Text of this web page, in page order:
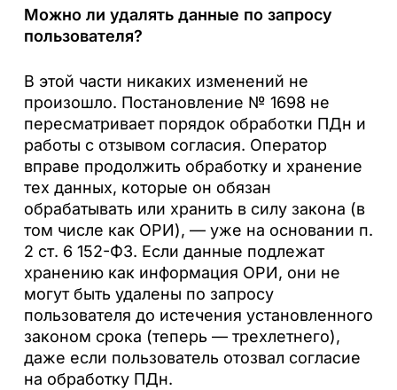
Можно ли удалять данные по запросу
пользователя?
В этой части никаких изменений не
произошло. Постановление № 1698 не
пересматривает порядок обработки ПДн и
работы с отзывом согласия. Оператор
вправе продолжить обработку и хранение
тех данных, которые он обязан
обрабатывать или хранить в силу закона (в
том числе как ОРИ), — уже на основании п.
2 ст. 6 152-ФЗ. Если данные подлежат
хранению как информация ОРИ, они не
могут быть удалены по запросу
пользователя до истечения установленного
законом срока (теперь — трехлетнего),
даже если пользователь отозвал согласие
на обработку ПДн.